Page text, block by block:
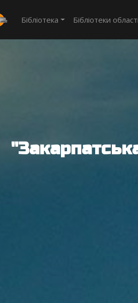
Бібліотека Бібліотеки області